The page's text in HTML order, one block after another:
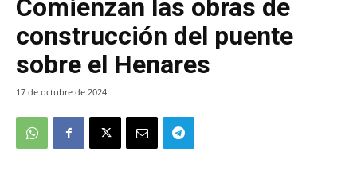
Comienzan las obras de
construcción del puente
sobre el Henares
17 de octubre de 2024